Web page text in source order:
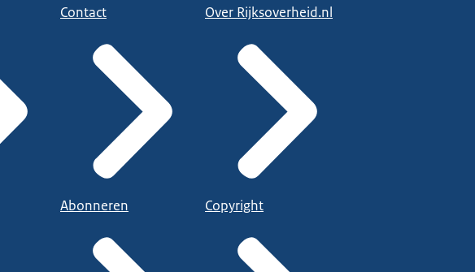
Contact
Abonneren
Over Rijksoverheid.nl
Copyright